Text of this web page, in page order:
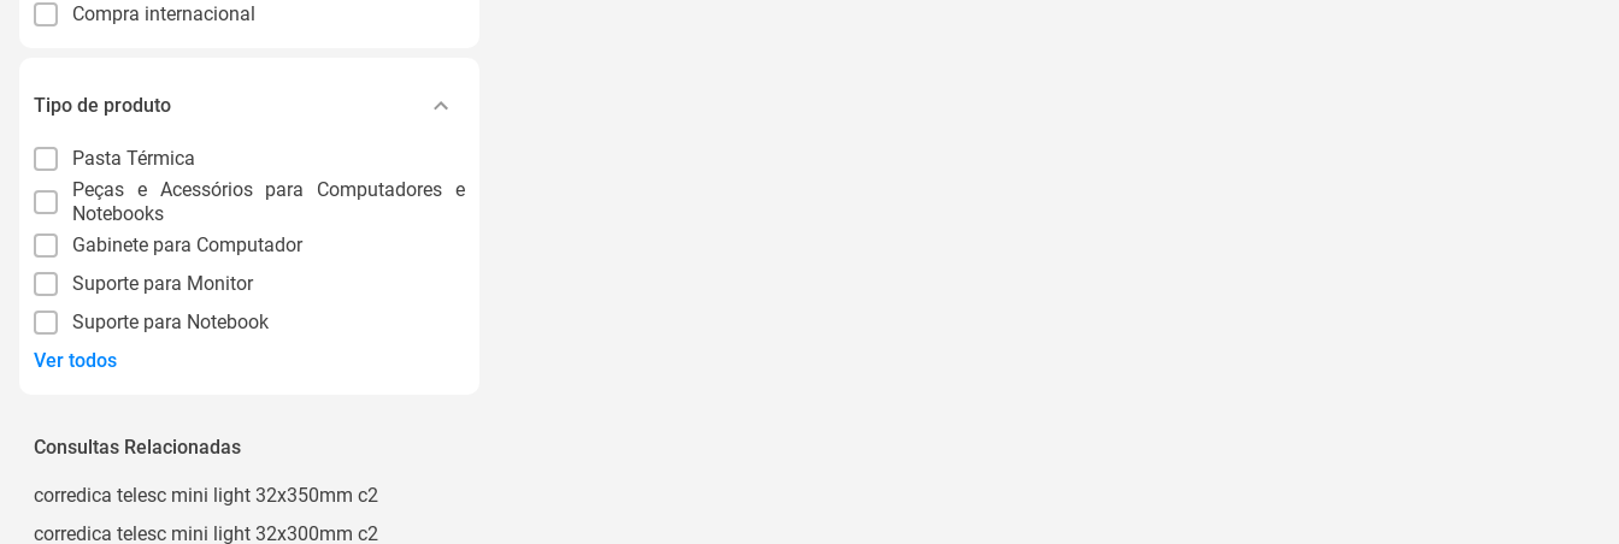
Compra internacional
Tipo de produto
Pasta Térmica
Peças e Acessórios para Computadores e
Notebooks
Gabinete para Computador
Suporte para Monitor
Suporte para Notebook
Ver todos
Consultas Relacionadas
corredica telesc mini light 32x350mm c2
corredica telesc mini light 32x300mm c2